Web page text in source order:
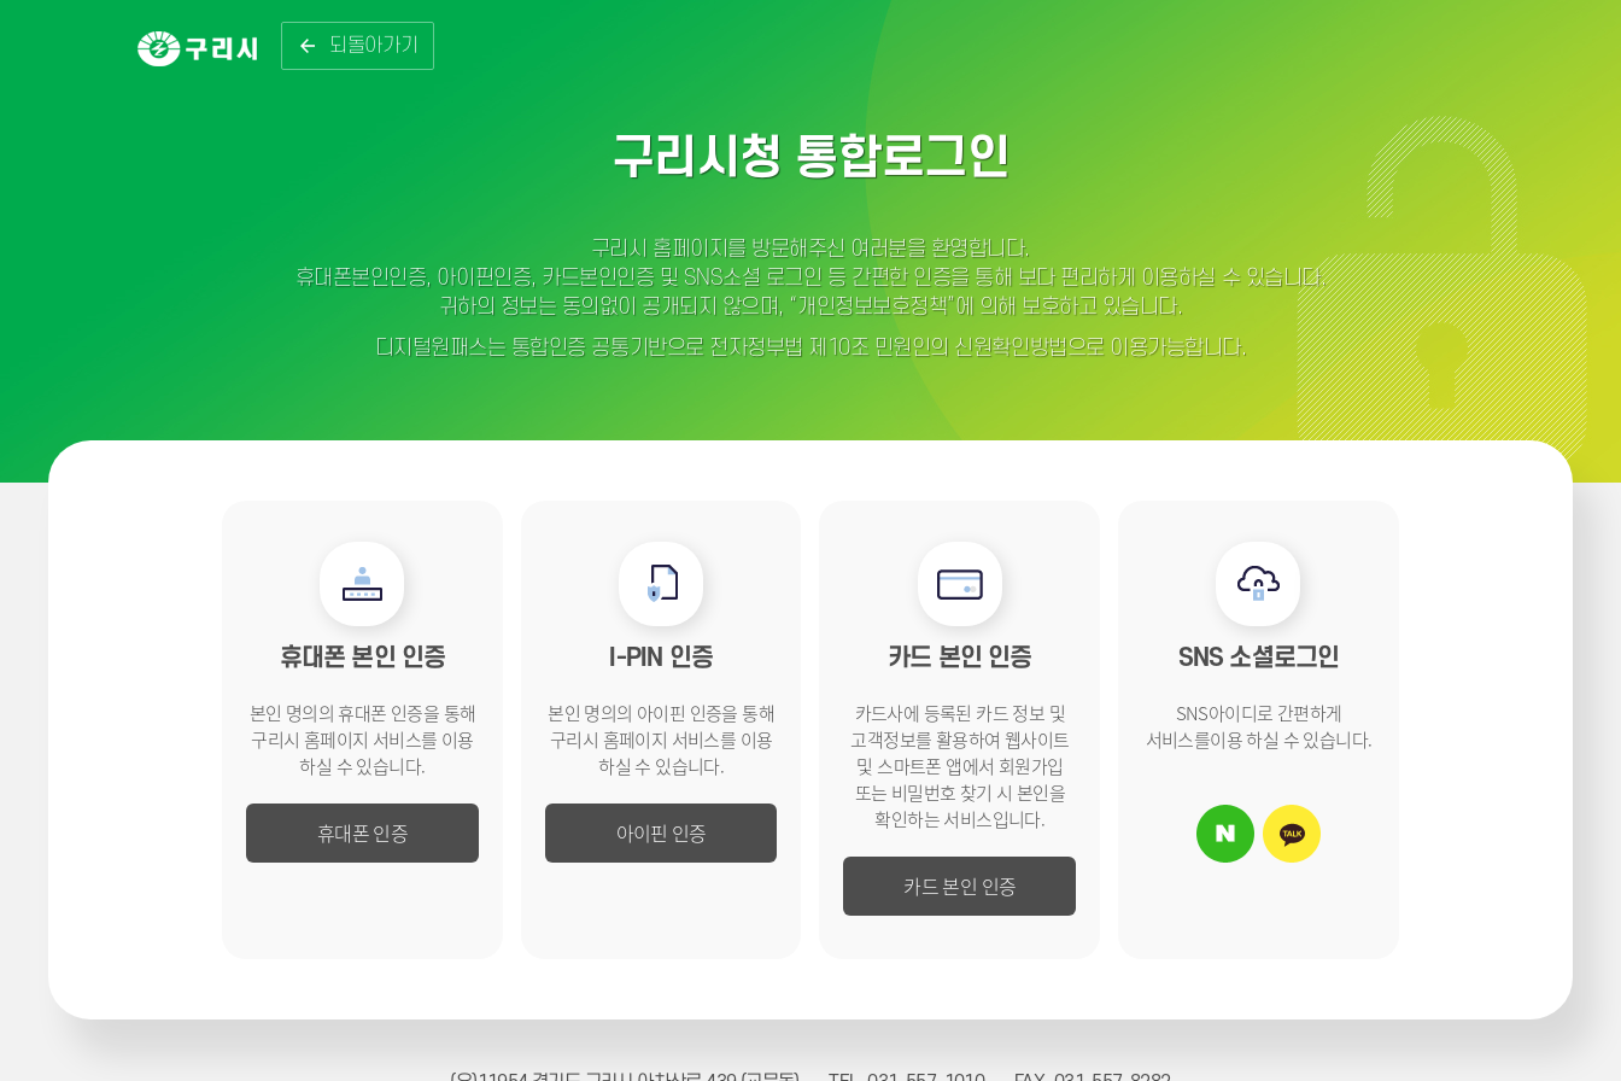
되돌아가기
구리시청 통합로그인
구리시 홈페이지를 방문해주신 여러분을 환영합니다.
휴대폰본인인증, 아이핀인증, 카드본인인증 및 SNS소셜 로그인 등 간편한 인증을 통해 보다 편리하게 이용하실 수 있습니다.
귀하의 정보는 동의없이 공개되지 않으며, “개인정보보호정책”에 의해 보호하고 있습니다.
디지털원패스는 통합인증 공통기반으로 전자정부법 제10조 민원인의 신원확인방법으로 이용가능합니다.
휴대폰 본인 인증
본인 명의의 휴대폰 인증을 통해
구리시 홈페이지 서비스를 이용
하실 수 있습니다.
휴대폰 인증
I-PIN 인증
본인 명의의 아이핀 인증을 통해
구리시 홈페이지 서비스를 이용
하실 수 있습니다.
아이핀 인증
카드 본인 인증
카드사에 등록된 카드 정보 및
고객정보를 활용하여 웹사이트
및 스마트폰 앱에서 회원가입
또는 비밀번호 찾기 시 본인을
확인하는서비스입니다.
카드 본인 인증
SNS 소셜로그인
SNS아이디로 간편하게
서비스를이용 하실 수 있습니다.